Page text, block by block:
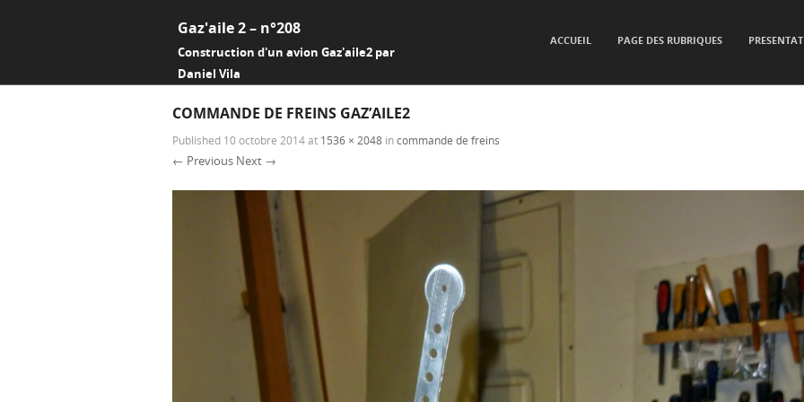
Gaz'aile 2 – n°208
Construction d'un avion Gaz'aile2 par
Daniel Vila
ACCUEIL PAGE DES RUBRIQUES
COMMANDE DE FREINS GAZ’AILE2
Published 10 octobre 2014at 1536 × 2048 incommande de freins
← Previous Next →